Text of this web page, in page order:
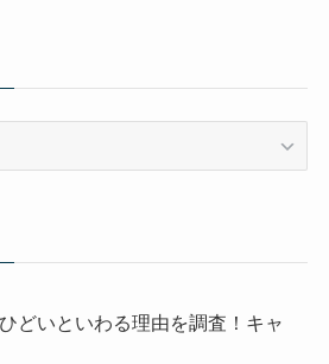
どいといわる理由を調査！キャ